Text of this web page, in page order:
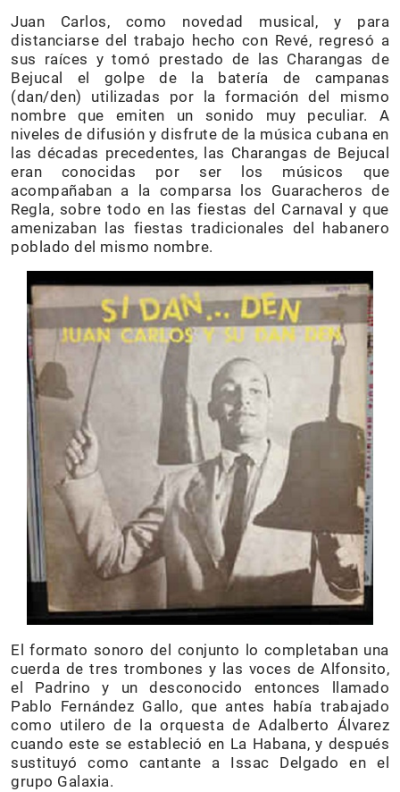
Juan Carlos, como novedad musical, y para
distanciarse del trabajo hecho con Revé, regresó a
sus raíces y tomó prestado de las Charangas de
Bejucal el golpe de la batería de campanas
(dan/den) utilizadas por la formación del mismo
nombre que emiten un sonido muy peculiar. A
niveles de difusión y disfrute de la música cubana en
las décadas precedentes, las Charangas de Bejucal
eran conocidas por ser los músicos que
acompañaban a la comparsa los Guaracheros de
Regla, sobre todo en las fiestas del Carnaval y que
amenizaban las fiestas tradicionales del habanero
poblado del mismo nombre.
El formato sonoro del conjunto lo completaban una
cuerda de tres trombones y las voces de Alfonsito,
el Padrino y un desconocido entonces llamado
Pablo Fernández Gallo, que antes había trabajado
como utilero de la orquesta de Adalberto Álvarez
cuando este se estableció en La Habana, y después
sustituyó como cantante a Issac Delgado en el
grupo Galaxia.